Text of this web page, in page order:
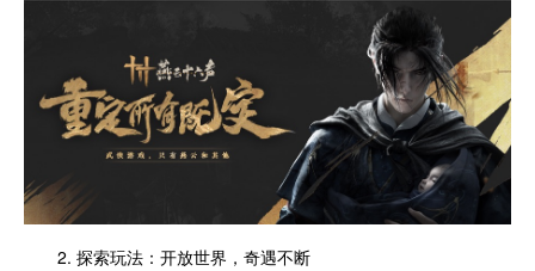
2. 探索玩法：开放世界，奇遇不断